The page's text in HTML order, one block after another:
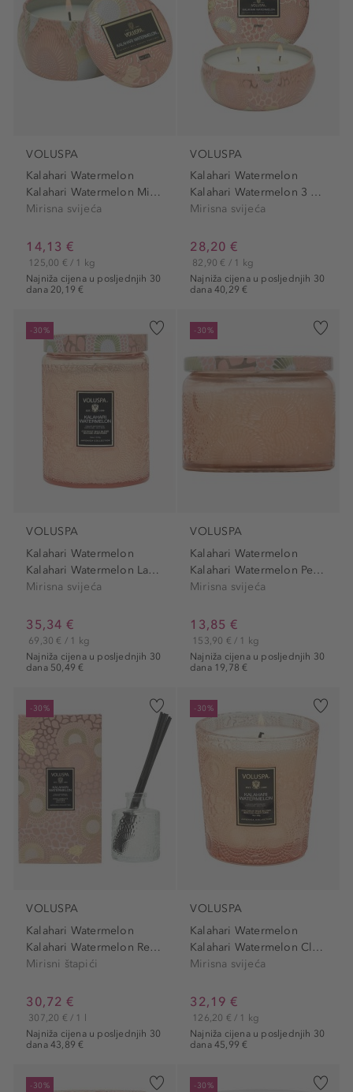
VOLUSPA
Kalahari Watermelon
Kalahari Watermelon Mini...
Mirisna svijeća
14,13 €
Najniža cijena u posljednjih 30
dana 20,19 €
125,00 € / 1 kg
VOLUSPA
Kalahari Watermelon
Kalahari Watermelon 3 Wick...
Mirisna svijeća
28,20 €
Najniža cijena u posljednjih 30
dana 40,29 €
82,90 € / 1 kg
-30%
VOLUSPA
Kalahari Watermelon
Kalahari Watermelon Large...
Mirisna svijeća
35,34 €
Najniža cijena u posljednjih 30
dana 50,49 €
69,30 € / 1 kg
-30%
VOLUSPA
Kalahari Watermelon
Kalahari Watermelon Petite...
Mirisna svijeća
13,85 €
Najniža cijena u posljednjih 30
dana 19,78 €
153,90 € / 1 kg
-30%
VOLUSPA
Kalahari Watermelon
Kalahari Watermelon Reed...
Mirisni štapići
30,72 €
Najniža cijena u posljednjih 30
dana 43,89 €
307,20 € / 1 l
-30%
VOLUSPA
Kalahari Watermelon
Kalahari Watermelon Classic...
Mirisna svijeća
32,19 €
Najniža cijena u posljednjih 30
dana 45,99 €
126,20 € / 1 kg
-30% -30%